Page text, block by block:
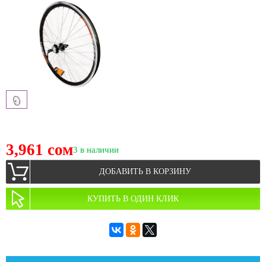
3,961 сом3 в наличии
ДОБАВИТЬ В КОРЗИНУ
КУПИТЬ В ОДИН КЛИК